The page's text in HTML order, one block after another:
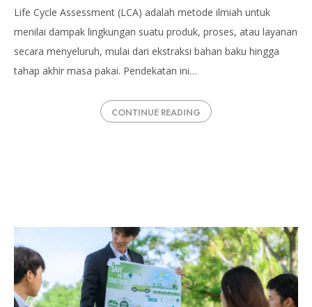
Life Cycle Assessment (LCA) adalah metode ilmiah untuk
menilai dampak lingkungan suatu produk, proses, atau layanan
secara menyeluruh, mulai dari ekstraksi bahan baku hingga
tahap akhir masa pakai. Pendekatan ini…
CONTINUE READING